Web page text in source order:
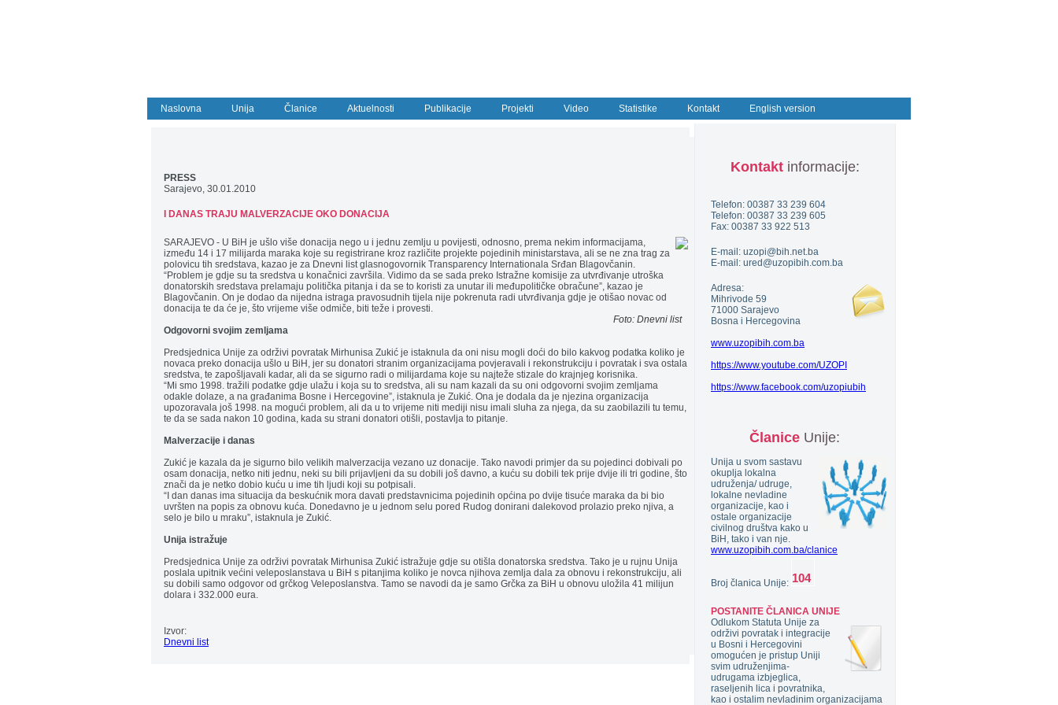
Naslovna Unija Članice Aktuelnosti Publikacije Projekti Video Statistike Kontakt English version
PRESS
Sarajevo, 30.01.2010
I DANAS TRAJU MALVERZACIJE OKO DONACIJA
SARAJEVO - U BiH je ušlo više donacija nego u i jednu zemlju u povijesti, odnosno, prema nekim informacijama,
između 14 i 17 milijarda maraka koje su registrirane kroz različite projekte pojedinih ministarstava, ali se ne zna trag za
polovicu tih sredstava, kazao je za Dnevni list glasnogovornik Transparency Internationala Srđan Blagovčanin.
“Problem je gdje su ta sredstva u konačnici završila. Vidimo da se sada preko Istražne komisije za utvrđivanje utroška
donatorskih sredstava prelamaju politička pitanja i da se to koristi za unutar ili međupolitičke obračune”, kazao je
Blagovčanin. On je dodao da nijedna istraga pravosudnih tijela nije pokrenuta radi utvrđivanja gdje je otišao novac od
donacija te da će je, što vrijeme više odmiče, biti teže i provesti.
Foto: Dnevni list.
Odgovorni svojim zemljama
Predsjednica Unije za održivi povratak Mirhunisa Zukić je istaknula da oni nisu mogli doći do bilo kakvog podatka koliko je
novaca preko donacija ušlo u BiH, jer su donatori stranim organizacijama povjeravali i rekonstrukciju i povratak i sva ostala
sredstva, te zapošljavali kadar, ali da se sigurno radi o milijardama koje su najteže stizale do krajnjeg korisnika.
“Mi smo 1998. tražili podatke gdje ulažu i koja su to sredstva, ali su nam kazali da su oni odgovorni svojim zemljama
odakle dolaze, a na građanima Bosne i Hercegovine”, istaknula je Zukić. Ona je dodala da je njezina organizacija
upozoravala još 1998. na mogući problem, ali da u to vrijeme niti mediji nisu imali sluha za njega, da su zaobilazili tu temu,
te da se sada nakon 10 godina, kada su strani donatori otišli, postavlja to pitanje.
Malverzacije i danas
Zukić je kazala da je sigurno bilo velikih malverzacija vezano uz donacije. Tako navodi primjer da su pojedinci dobivali po
osam donacija, netko niti jednu, neki su bili prijavljeni da su dobili još davno, a kuću su dobili tek prije dvije ili tri godine, što
znači da je netko dobio kuću u ime tih ljudi koji su potpisali.
“I dan danas ima situacija da beskućnik mora davati predstavnicima pojedinih općina po dvije tisuće maraka da bi bio
uvršten na popis za obnovu kuća. Donedavno je u jednom selu pored Rudog donirani dalekovod prolazio preko njiva, a
selo je bilo u mraku”, istaknula je Zukić.
Unija istražuje
Predsjednica Unije za održivi povratak Mirhunisa Zukić istražuje gdje su otišla donatorska sredstva. Tako je u rujnu Unija
poslala upitnik većini veleposlanstava u BiH s pitanjima koliko je novca njihova zemlja dala za obnovu i rekonstrukciju, ali
su dobili samo odgovor od grčkog Veleposlanstva. Tamo se navodi da je samo Grčka za BiH u obnovu uložila 41 milijun
dolara i 332.000 eura.
Izvor:
Dnevni list
Kontaktinformacije:
Telefon: 00387 33 239 604
Telefon: 00387 33 239 605
Fax: 00387 33 922 513
E-mail: uzopi@bih.net.ba
E-mail: ured@uzopibih.com.ba
Adresa:
Mihrivode 59
71000 Sarajevo
Bosna i Hercegovina
www.uzopibih.com.ba
https://www.youtube.com/UZOPI
https://www.facebook.com/uzopiubih
Članice Unije:
Unija u svom sastavu
okuplja lokalna
udruženja/ udruge,
lokalne nevladine
organizacije, kao i
ostale organizacije
civilnog društva kako u
BiH, tako i van nje.
www.uzopibih.com.ba/clanice
Broj članica Unije:
POSTANITE ČLANICA UNIJE
Odlukom Statuta Unije za
održivi povratak i integracije
u Bosni i Hercegovini
omogućen je pristup Uniji
svim udruženjima-
udrugama izbjeglica,
raseljenih lica i povratnika,
kao i ostalim nevladinim organizacijama